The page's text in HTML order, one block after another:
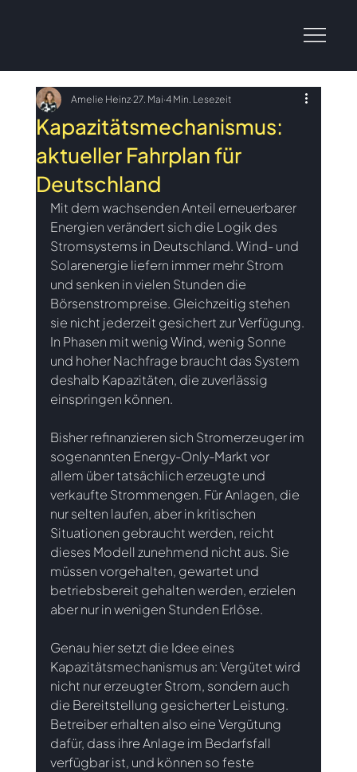
Kapazitätsmechanismus:
aktueller Fahrplan für
Deutschland
Amelie Heinz 27. Mai 4 Min. Lesezeit
Mit dem wachsenden Anteil erneuerbarer
Energien verändert sich die Logik des
Stromsystems in Deutschland. Wind- und
Solarenergie liefern immer mehr Strom
und senken in vielen Stunden die
Börsenstrompreise. Gleichzeitig stehen
sie nicht jederzeit gesichert zur Verfügung.
In Phasen mit wenig Wind, wenig Sonne
und hoher Nachfrage braucht das System
deshalb Kapazitäten, die zuverlässig
einspringen können.
Bisher refinanzieren sich Stromerzeuger im
sogenannten Energy-Only-Markt vor
allem über tatsächlich erzeugte und
verkaufte Strommengen. Für Anlagen, die
nur selten laufen, aber in kritischen
Situationen gebraucht werden, reicht
dieses Modell zunehmend nicht aus. Sie
müssen vorgehalten, gewartet und
betriebsbereit gehalten werden, erzielen
aber nur in wenigen Stunden Erlöse.
Genau hier setzt die Idee eines
Kapazitätsmechanismus an: Vergütet wird
nicht nur erzeugter Strom, sondern auch
die Bereitstellung gesicherter Leistung.
Betreiber erhalten also eine Vergütung
dafür, dass ihre Anlage im Bedarfsfall
verfügbar ist, und können so feste